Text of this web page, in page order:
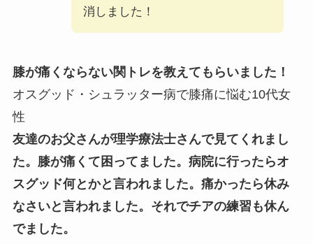
消しました！
膝が痛くならない関トレを教えてもらいました！
オスグッド・シュラッター病で膝痛に悩む10代女
性
友達のお父さんが理学療法士さんで見てくれまし
た。膝が痛くて困ってました。病院に行ったらオ
スグッド何とかと言われました。痛かったら休み
なさいと言われました。それでチアの練習も休ん
でました。